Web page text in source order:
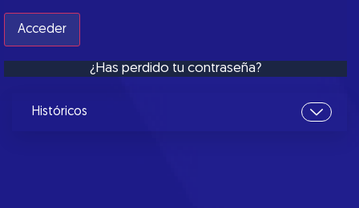
¿Has perdido tu contraseña?
Históricos